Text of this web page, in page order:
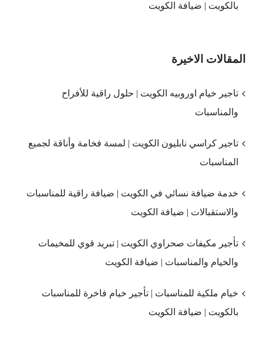
بالكويت | ضيافة الكويت
المقالات الاخيرة
تاجير خيام اوروبيه الكويت | حلول راقية للأفراح
والمناسبات
تاجير كراسي نابليون الكويت | لمسة فخامة وأناقة لجميع
المناسبات
خدمة ضيافة نسائي في الكويت | ضيافة راقية للمناسبات
والاستقبالات | ضيافة الكويت
تأجير مكيفات صحراوي الكويت | تبريد قوي للمخيمات
والخيام والمناسبات | ضيافة الكويت
خيام ملكية للمناسبات | تأجير خيام فاخرة للمناسبات
بالكويت | ضيافة الكويت